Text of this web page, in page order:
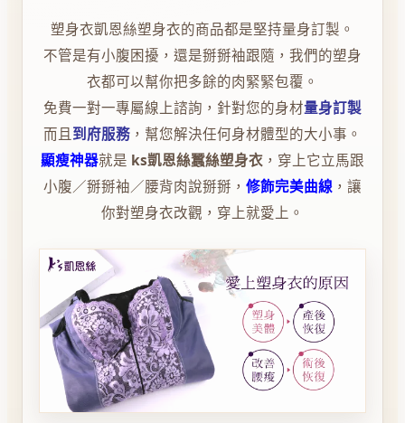
塑身衣凱恩絲塑身衣的商品都是堅持量身訂製。
不管是有小腹困擾，還是掰掰袖跟隨，我們的塑身
衣都可以幫你把多餘的肉緊緊包覆。
免費一對一專屬線上諮詢，針對您的身材量身訂製
而且到府服務 ，幫您解決任何身材體型的大小事。
顯瘦神器就是 ks凱恩絲蠶絲塑身衣 ，穿上它立馬跟
小腹／掰掰袖／腰背肉說掰掰， 修飾完美曲線 ，讓
你對塑身衣改觀，穿上就愛上。